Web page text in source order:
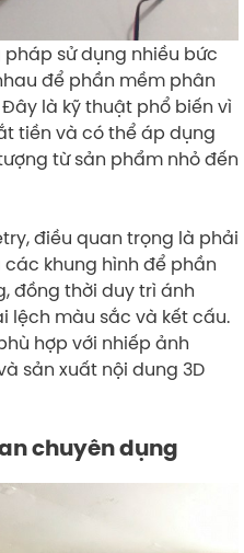
sử dụng nhiều bức
để phần mềm phân
là kỹ thuật phổ biến vì
tiền và có thể áp dụng
từ sản phẩm nhỏ đến
điều quan trọng là phải
khung hình để phần
đồng thời duy trì ánh
lệch màu sắc và kết cấu.
hợp với nhiếp ảnh
sản xuất nội dung 3D
chuyên dụng